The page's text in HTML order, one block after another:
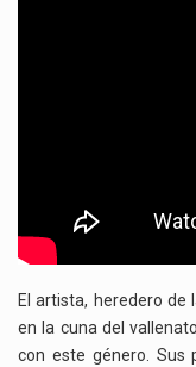
El artista, heredero de
en la cuna del
con este género. Sus